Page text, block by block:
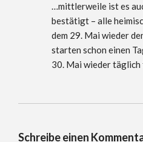
…mittlerweile ist es
bestätigt – alle
dem 29. Mai wieder
starten schon einen
30. Mai wieder täglich
Schreibe einen